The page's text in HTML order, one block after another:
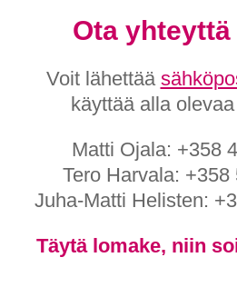
Ota
Voit lähettää
käyttää alla
Matti Ojala: +358
Tero Harvala: +358
Juha-Matti Helisten:
Täytä lomake, niin